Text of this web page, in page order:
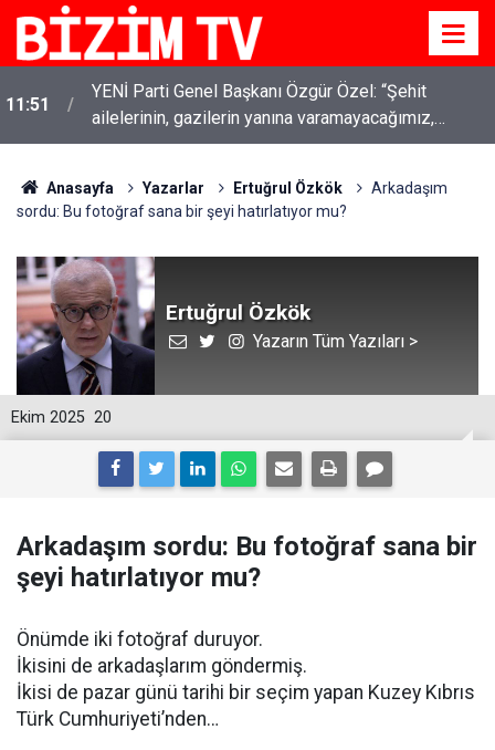
11:51
YENİ Parti Genel Başkanı Özgür Özel: “Şehit
ailelerinin, gazilerin yanına varamayacağımız,
gözüne bakamayacağımız işlerin içinde olmayız”
Anasayfa Yazarlar Ertuğrul Özkök
Arkadaşım
sordu: Bu fotoğraf sana bir şeyi hatırlatıyor mu?
Ertuğrul Özkök
Yazarın Tüm Yazıları >
20
Ekim 2025
Arkadaşım sordu: Bu fotoğraf sana bir
şeyi hatırlatıyor mu?
Önümde iki fotoğraf duruyor.
İkisini de arkadaşlarım göndermiş.
İkisi de pazar günü tarihi bir seçim yapan Kuzey Kıbrıs
Türk Cumhuriyeti’nden…